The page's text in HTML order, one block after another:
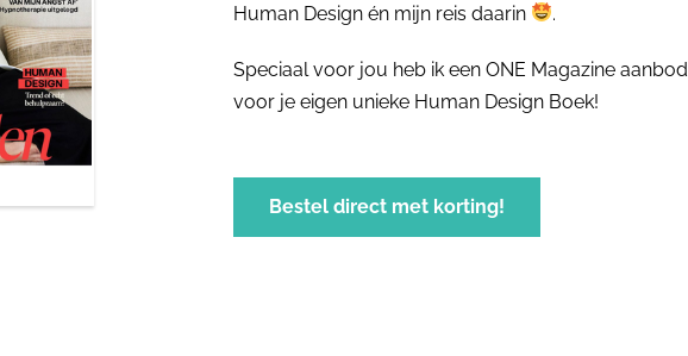
Human Design én mijn reis daarin
.
Speciaal voor jou heb ik een ONE Magazine aanbod
voor je eigen unieke Human Design Boek!
Bestel direct met korting!